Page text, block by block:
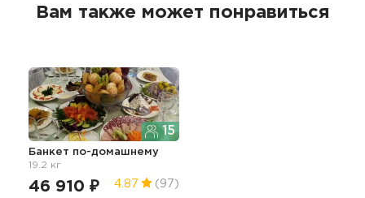
Вам также может понравиться
15
Банкет по-домашнему
19.2 кг
46 910 ₽ 4.87 (97)